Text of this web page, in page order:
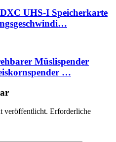
UHS-I Speicherkarte
Müslispender
…
veröffentlicht. Erforderliche